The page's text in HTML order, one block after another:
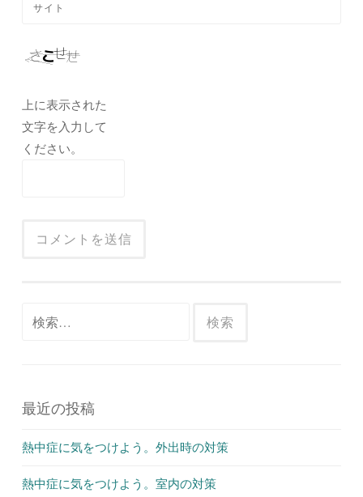
サイト
上に表示された
文字を入力して
ください。
最近の投稿
熱中症に気をつけよう。外出時の対策
熱中症に気をつけよう。室内の対策